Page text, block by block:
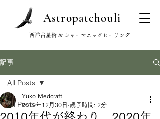
Astropatchouli
西洋占星術 & シャーマニックヒーリング
記事
All Posts
All Posts
Yuko Medcraft
2019年12月30日 読了時間: 2分